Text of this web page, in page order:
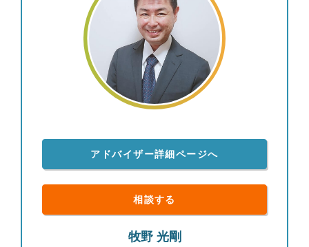
アドバイザー詳細ページへ
相談する
牧野 光剛